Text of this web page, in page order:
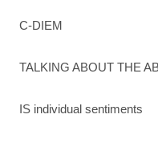
C-DIEM
TALKING ABOUT THE
IS individual sentiments